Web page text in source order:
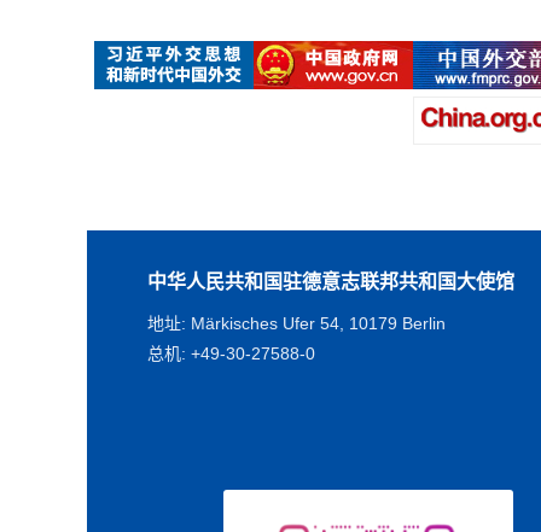
中华人民共和国驻德意志联邦共和国大使馆
地址: Märkisches Ufer 54, 10179 Berlin
总机: +49-30-27588-0